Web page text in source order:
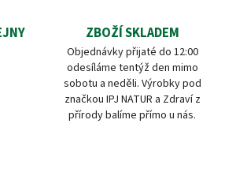
ZBOŽÍ SKLADEM
Objednávky přijaté do 12:00
odesíláme tentýž den mimo
sobotu a neděli. Výrobky pod
značkou IPJ NATUR a Zdraví z
přírody balíme přímo u nás.